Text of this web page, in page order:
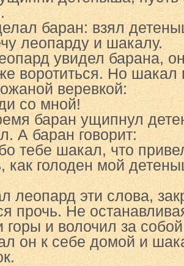
баран: взял
леопарду и шакалу.
увидел барана,
воротиться. Но шакал
веревкой:
со мной!
баран ущипнул
А баран говорит:
тебе шакал, что
голоден мой
леопард эти слова,
прочь. Не
и волочил за
он к себе домой и